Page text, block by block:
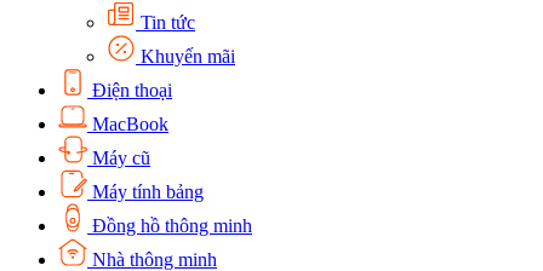
Tin tức
Khuyến mãi
Điện thoại
MacBook
Máy cũ
Máy tính bảng
Đồng hồ thông minh
Nhà thông minh